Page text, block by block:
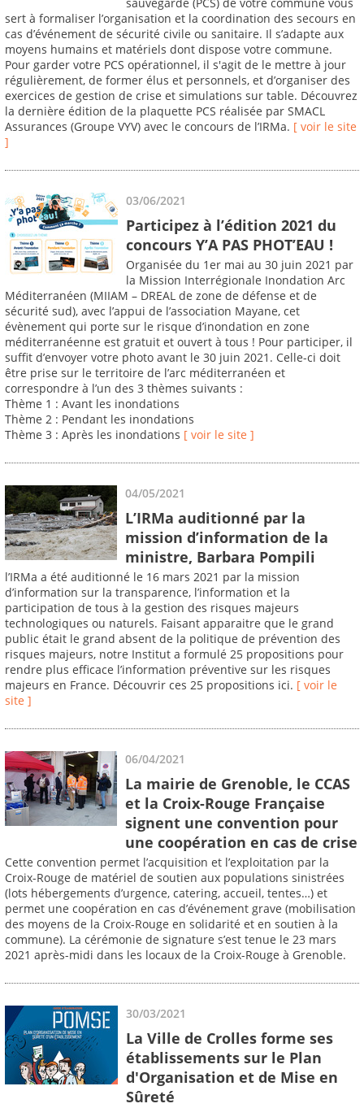
sert à formaliser l’organisation et la coordination des secours en
cas d’événement de sécurité civile ou sanitaire. Il s’adapte aux
moyens humains et matériels dont dispose votre commune.
Pour garder votre PCS opérationnel, il s'agit de le mettre à jour
régulièrement, de former élus et personnels, et d’organiser des
exercices de gestion de crise et simulations sur table. Découvrez
la dernière édition de la plaquette PCS réalisée par SMACL
Assurances (Groupe VYV) avec le concours de l’IRMa. [ voir le site
]
03/06/2021
Participez à l’édition 2021 du
concours Y’A PAS PHOT’EAU !
Organisée du 1er mai au 30 juin 2021 par
la Mission Interrégionale Inondation Arc
Méditerranéen (MIIAM – DREAL de zone de défense et de
sécurité sud), avec l’appui de l’association Mayane, cet
évènement qui porte sur le risque d’inondation en zone
méditerranéenne est gratuit et ouvert à tous ! Pour participer, il
suffit d’envoyer votre photo avant le 30 juin 2021. Celle-ci doit
être prise sur le territoire de l’arc méditerranéen et
correspondre à l’un des 3 thèmes suivants :
Thème 1 : Avant les inondations
Thème 2 : Pendant les inondations
Thème 3 : Après les inondations [ voir le site ]
04/05/2021
L’IRMa auditionné par la
mission d’information de la
ministre, Barbara Pompili
l’IRMa a été auditionné le 16 mars 2021 par la mission
d’information sur la transparence, l’information et la
participation de tous à la gestion des risques majeurs
technologiques ou naturels. Faisant apparaitre que le grand
public était le grand absent de la politique de prévention des
risques majeurs, notre Institut a formulé 25 propositions pour
rendre plus efficace l’information préventive sur les risques
majeurs en France. Découvrir ces 25 propositions ici. [ voir le
site ]
06/04/2021
La mairie de Grenoble, le CCAS
et la Croix-Rouge Française
signent une convention pour
une coopération en cas de crise
Cette convention permet l’acquisition et l’exploitation par la
Croix-Rouge de matériel de soutien aux populations sinistrées
(lots hébergements d’urgence, catering, accueil, tentes…) et
permet une coopération en cas d’événement grave (mobilisation
des moyens de la Croix-Rouge en solidarité et en soutien à la
commune). La cérémonie de signature s’est tenue le 23 mars
2021 après-midi dans les locaux de la Croix-Rouge à Grenoble.
30/03/2021
La Ville de Crolles forme ses
établissements sur le Plan
d'Organisation et de Mise en
Sûreté